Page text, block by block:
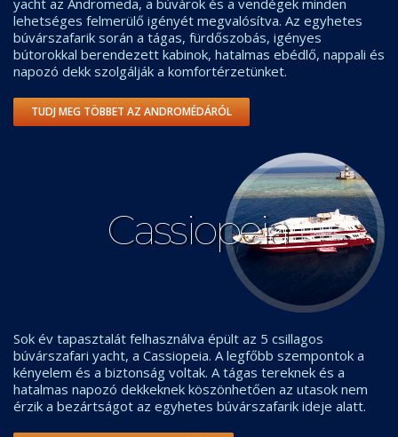
lehetséges felmerülő igényét megvalósítva. Az egyhetes
búvárszafarik során a tágas, fürdőszobás, igényes
bútorokkal berendezett kabinok, hatalmas ebédlő, nappali és
napozó dekk szolgálják a komfortérzetünket.
TUDJ MEG TÖBBET AZ ANDROMÉDÁRÓL
Cassiopeia
Sok év tapasztalát felhasználva épült az 5 csillagos
búvárszafari yacht, a Cassiopeia. A legfőbb szempontok a
kényelem és a biztonság voltak. A tágas tereknek és a
hatalmas napozó dekkeknek köszönhetően az utasok nem
érzik a bezártságot az egyhetes búvárszafarik ideje alatt.